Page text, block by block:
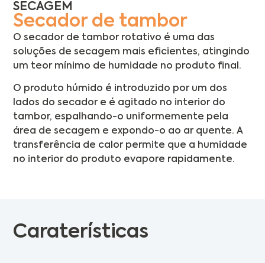
SECAGEM
Secador de tambor
O secador de tambor rotativo é uma das
soluções de secagem mais eficientes, atingindo
um teor mínimo de humidade no produto final.
O produto húmido é introduzido por um dos
lados do secador e é agitado no interior do
tambor, espalhando-o uniformemente pela
área de secagem e expondo-o ao ar quente. A
transferência de calor permite que a humidade
no interior do produto evapore rapidamente.
Caraterísticas